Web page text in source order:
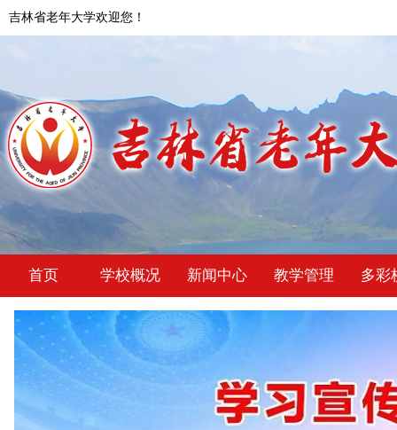
吉林省老年大学欢迎您！
首页 学校概况 新闻中心 教学管理 多彩